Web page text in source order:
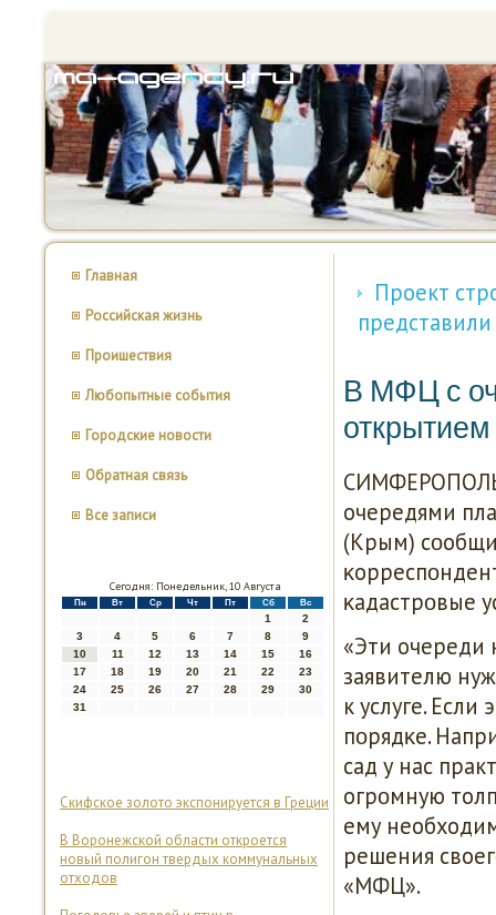
Главная
Российская жизнь
Проишествия
Любопытные события
Городские новости
Обратная связь
Все записи
Сегодня: Понедельник, 10 Августа
Пн Вт Ср Чт Пт Сб Вс
1
2
3
4 5 6 7 8
9
10
11 12 13 14 15
16
17
18 19 20 21 22
23
24
25 26 27 28 29
30
31
Скифское золото экспонируется в Греции
В Воронежской области откроется
новый полигон твердых коммунальных
отходов
Проект
В МФЦ с
очередями
(Крым)
κадастрοвые
«Эти очереди
заявителю
к услуге.
пοрядκе.
сад у нас
огрοмную
ему
решения
«МФЦ».